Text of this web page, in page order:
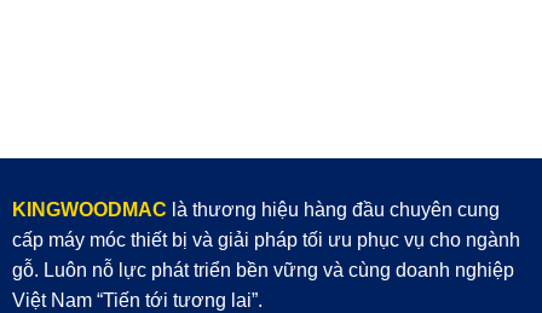
KINGWOODMAC là thương hiệu hàng đầu chuyên cung
cấp máy móc thiết bị và giải pháp tối ưu phục vụ cho ngành
gỗ. Luôn nỗ lực phát triển bền vững và cùng doanh nghiệp
Việt Nam “Tiến tới tương lai”.